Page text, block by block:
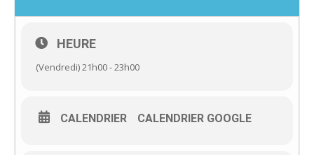
HEURE
(Vendredi) 21h00 - 23h00
CALENDRIER CALENDRIER GOOGLE